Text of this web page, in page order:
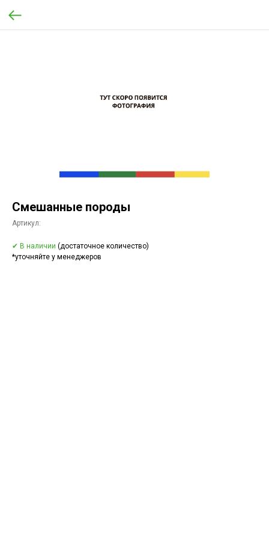
Смешанные породы
Артикул:
✔ В наличии (достаточное количество)
*уточняйте у менеджеров